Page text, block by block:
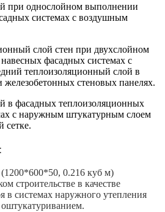
при однослойном выполнении
системах с воздушным
слой стен при двухслойном
фасадных системах с
теплоизоляционный слой в
стеновых панелях.
в фасадных теплоизоляционных
с наружным штукатурным слоем
сетке.
0.216 куб м)
строительстве в качестве
в системах наружного утепления